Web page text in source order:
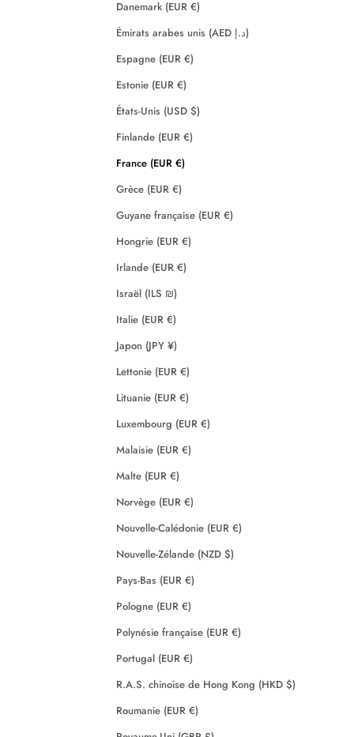
Danemark (EUR €)
Émirats arabes unis (AED د.إ)
Espagne (EUR €)
Estonie (EUR €)
États-Unis (USD $)
Finlande (EUR €)
France (EUR €)
Grèce (EUR €)
Guyane française (EUR €)
Hongrie (EUR €)
Irlande (EUR €)
Israël (ILS ₪)
Italie (EUR €)
Japon (JPY ¥)
Lettonie (EUR €)
Lituanie (EUR €)
Luxembourg (EUR €)
Malaisie (EUR €)
Malte (EUR €)
Norvège (EUR €)
Nouvelle-Calédonie (EUR €)
Nouvelle-Zélande (NZD $)
Pays-Bas (EUR €)
Pologne (EUR €)
Polynésie française (EUR €)
Portugal (EUR €)
R.A.S. chinoise de Hong Kong (HKD $)
Roumanie (EUR €)